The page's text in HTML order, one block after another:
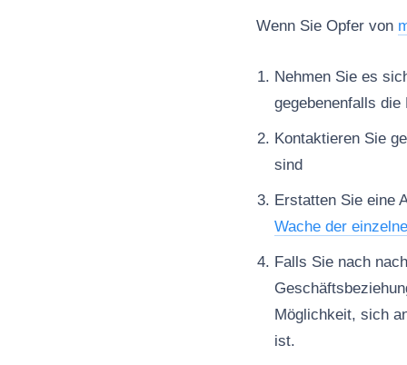
Wenn Sie Opfer von
Nehmen Sie es
gegebenenfalls
Kontaktieren Sie
sind
Erstatten Sie eine
Wache der
Falls Sie nach
Möglichkeit, sich
ist.